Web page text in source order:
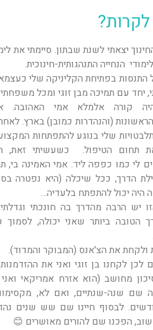
יצאתי לשנת שבתון. סיימתי את
הנחייה התנהגותית-חינוכית.
בפתיחת הקליניקה שלי
יחד עם תמיכה מבן זוגי ומכל
קורה אלמלא אמי האהובה.
הראשונות (והנהדרות כמובן) בארץ.
שלי בנוגע להתפתחות
תחום הטיפול. כשעשיתי זאת,
לי כמו כפפה ליד. אמי האמינה בי,
הדרך, ככל שיכלה (היא נפטרה
היה יכול להתפתח בלעדיה…
יש הרבה מהדרך בה חונכתי
הטובה ביותר שאני יכולה,
ולקחת את הצ'אנס (המבוקר והמדוד).
לקחנו בן זוגי ואני את ההזדמנות
מחושב (הוא אזרח אמריקאי
שם שנה-שנתיים, ואם לא,
לבסוף חיינו שם שש שנים
חשוב, הפכנו שם להורים מאושרים 😊